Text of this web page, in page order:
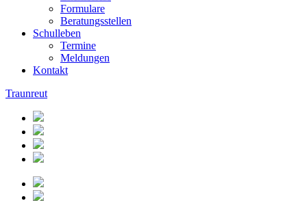
Formulare
Beratungsstellen
Schulleben
Termine
Meldungen
Kontakt
Traunreut